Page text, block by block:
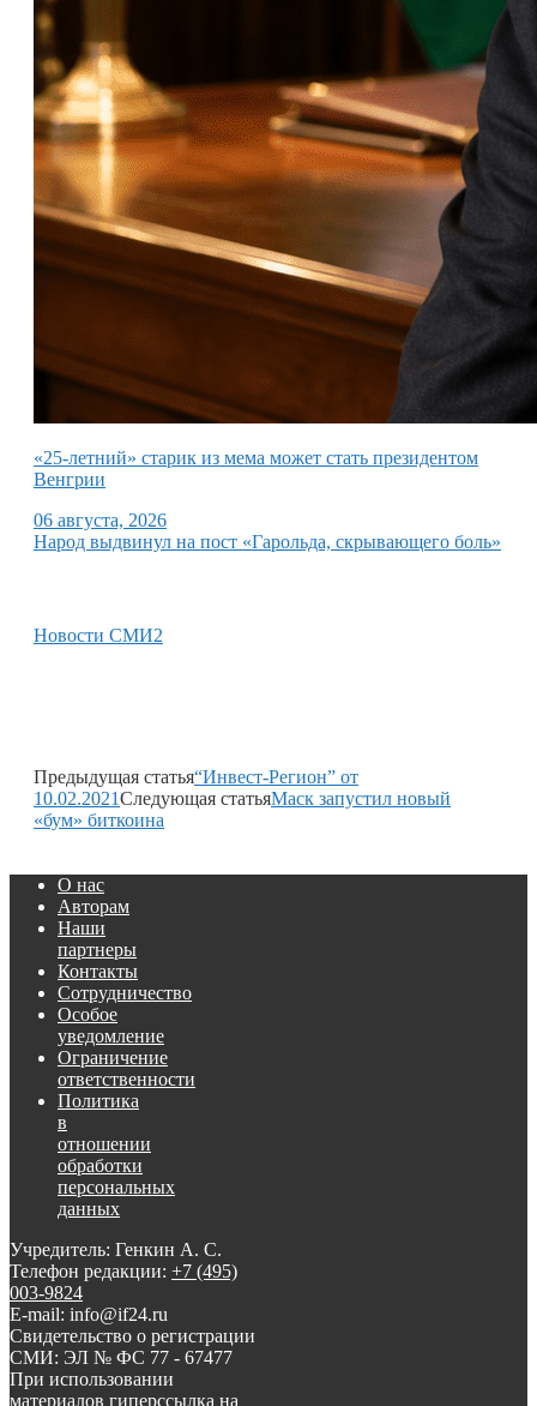
«25-летний» старик из мема может стать президентом
Венгрии
06 августа, 2026
Народ выдвинул на пост «Гарольда, скрывающего боль»
Новости СМИ2
Предыдущая статья“Инвест-Регион” от
10.02.2021Следующая статьяМаск запустил новый
«бум» биткоина
О нас
Авторам
Наши
партнеры
Контакты
Сотрудничество
Особое
уведомление
Ограничение
ответственности
Политика
в
отношении
обработки
персональных
данных
Учредитель: Генкин А. С.
Телефон редакции: +7 (495)
003-9824
E-mail: info@if24.ru
Свидетельство о регистрации
СМИ: ЭЛ № ФС 77 - 67477
При использовании
материалов гиперссылка на